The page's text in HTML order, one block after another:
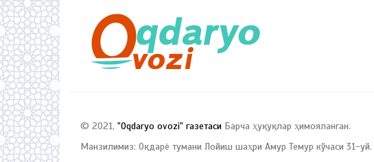
© 2021, "Oqdaryo ovozi" газетаси Барча ҳуқуқлар ҳимояланган.
Манзилимиз: Оқдарё тумани Лойиш шаҳри Амур Темур кўчаси 31-уй.